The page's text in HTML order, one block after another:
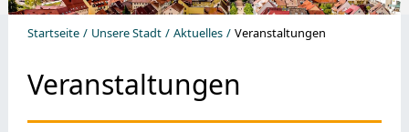
Startseite Unsere Stadt Aktuelles Veranstaltungen
Veranstaltungen